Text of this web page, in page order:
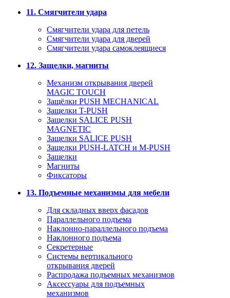
11. Смягчители удара
Смягчители удара для петель
Смягчители удара для дверей
Cмягчители удара самоклеящиеся
12. Защелки, магниты
Механизм открывания дверей
MAGIC TOUCH
Защёлки PUSH MECHANICAL
Защелки T-PUSH
Защелки SALICE PUSH
MAGNETIC
Защелки SALICE PUSH
Защелки PUSH-LATCH и M-PUSH
Защелки
Магниты
Фиксаторы
13. Подъемные механизмы для мебели
Для складных вверх фасадов
Параллельного подъема
Наклонно-параллельного подъема
Наклонного подъема
Секретерные
Системы вертикального
открывания дверей
Распродажа подъемных механизмов
Аксессуары для подъемных
механизмов